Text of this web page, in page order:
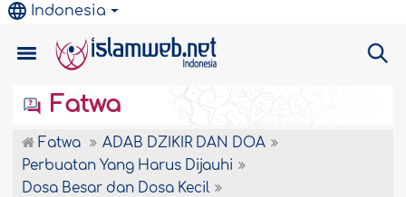
Indonesia
Fatwa
Fatwa
ADAB DZIKIR DAN DOA
Perbuatan Yang Harus Dijauhi
Dosa Besar dan Dosa Kecil